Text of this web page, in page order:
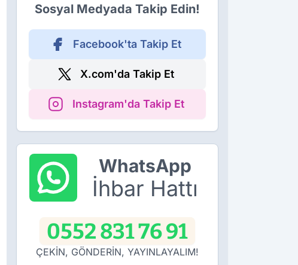
Sosyal Medyada Takip Edin!
Facebook'ta Takip Et
X.com'da Takip Et
Instagram'da Takip Et
WhatsApp
İhbar Hattı
0552 831 76 91
ÇEKİN, GÖNDERİN, YAYINLAYALIM!